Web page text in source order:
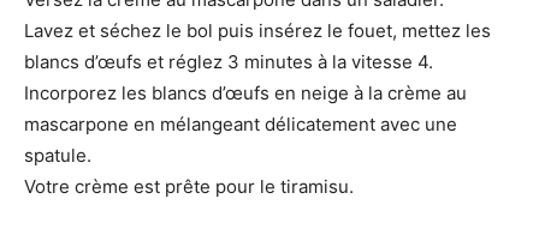
Lavez et séchez le bol puis insérez le fouet, mettez les
blancs d’œufs et réglez 3 minutes à la vitesse 4.
Incorporez les blancs d’œufs en neige à la crème au
mascarpone en mélangeant délicatement avec une
spatule.
Votre crème est prête pour le tiramisu.